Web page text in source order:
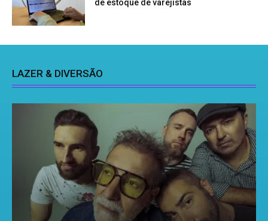
de estoque de varejistas
LAZER & DIVERSÃO